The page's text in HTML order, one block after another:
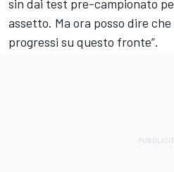
sin dai test pre-campionato
assetto. Ma ora posso dire
progressi su questo fronte”.